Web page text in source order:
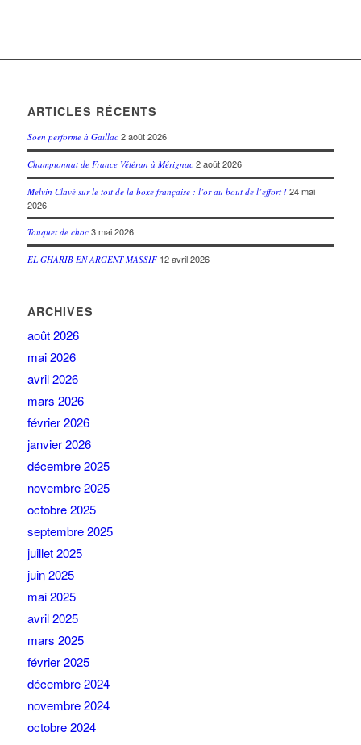
ARTICLES RÉCENTS
Soen performe à Gaillac 2 août 2026
Championnat de France Vétéran à Mérignac 2 août 2026
Melvin Clavé sur le toit de la boxe française : l’or au bout de l’effort ! 24 mai
2026
Touquet de choc 3 mai 2026
EL GHARIB EN ARGENT MASSIF 12 avril 2026
ARCHIVES
août 2026
mai 2026
avril 2026
mars 2026
février 2026
janvier 2026
décembre 2025
novembre 2025
octobre 2025
septembre 2025
juillet 2025
juin 2025
mai 2025
avril 2025
mars 2025
février 2025
décembre 2024
novembre 2024
octobre 2024